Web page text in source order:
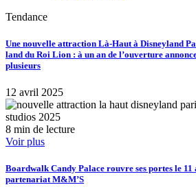
Tendance
Une nouvelle attraction Là-Haut à Disneyland
land du Roi Lion : à un an de l’ouverture
plusieurs
12 avril 2025
8 min de lecture
Voir plus
Boardwalk Candy Palace rouvre ses portes le
partenariat M&M’S